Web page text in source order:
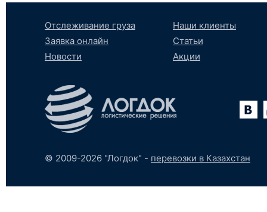
Отслеживание груза
Заявка онлайн
Новости
Наши клиенты
Статьи
Акции
ВконтактеYouTubetumblr
SoundCloud
© 2009-2026 "Логдок" - перевозки в Казахстан